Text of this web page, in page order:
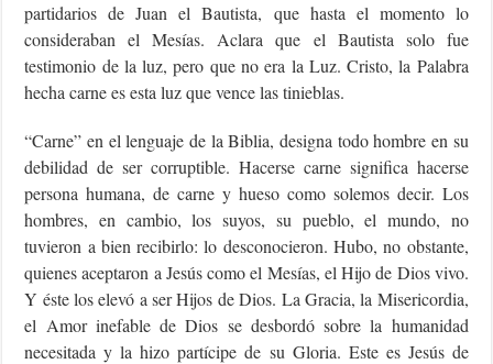
partidarios de Juan el Bautista, que hasta el momento lo
consideraban el Mesías. Aclara que el Bautista solo fue
testimonio de la luz, pero que no era la Luz. Cristo, la Palabra
hecha carne es esta luz que vence las tinieblas.
“Carne” en el lenguaje de la Biblia, designa todo hombre en su
debilidad de ser corruptible. Hacerse carne significa hacerse
persona humana, de carne y hueso como solemos decir. Los
hombres, en cambio, los suyos, su pueblo, el mundo, no
tuvieron a bien recibirlo: lo desconocieron. Hubo, no obstante,
quienes aceptaron a Jesús como el Mesías, el Hijo de Dios vivo.
Y éste los elevó a ser Hijos de Dios. La Gracia, la Misericordia,
el Amor inefable de Dios se desbordó sobre la humanidad
necesitada y la hizo partícipe de su Gloria. Este es Jesús de